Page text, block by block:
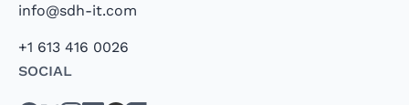
info@sdh-it.com
+1 613 416 0026
Social